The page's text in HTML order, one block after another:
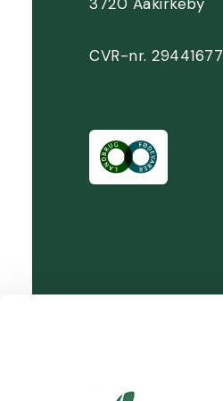
CVR-nr. 29441677